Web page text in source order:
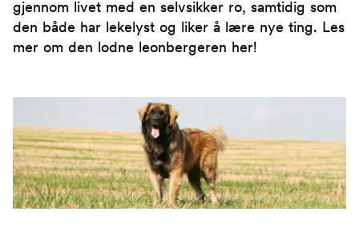
gjennom livet med en selvsikker ro, samtidig som
den både har lekelyst og liker å lære nye ting. Les
mer om den lodne leonbergeren her!